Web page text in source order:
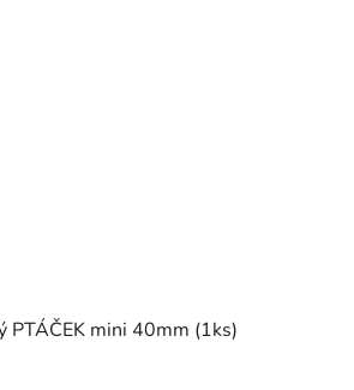
PTÁČEK mini 40mm (1ks)